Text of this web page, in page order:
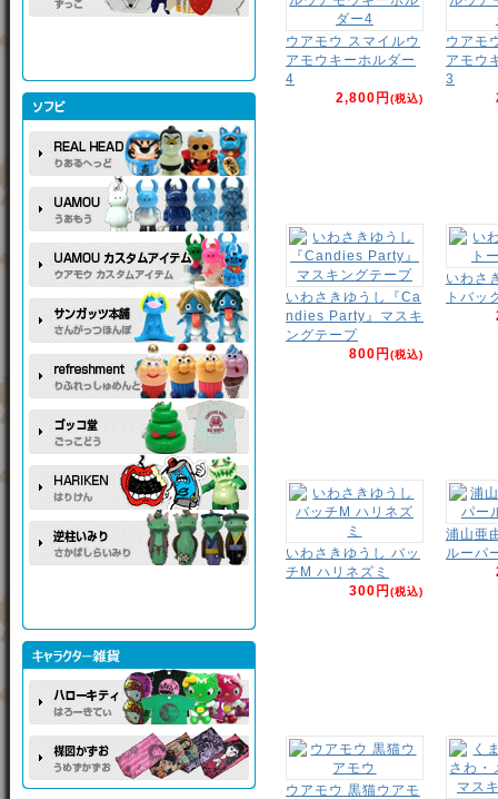
ウアモウ スマイルウ
アモウキーホルダー
4
2,800円(税込)
ウアモ
アモウ
3
いわさきゆうし『Ca
ndies Party』マスキ
ングテープ
800円(税込)
いわさ
トバッ
いわさきゆうし バッ
チM ハリネズミ
300円(税込)
浦山亜
ルーパ
ウアモウ 黒猫ウアモ